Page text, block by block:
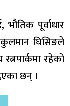
पूर्वाधार
कुलमान घिसिङले
रहेको
छन् ।